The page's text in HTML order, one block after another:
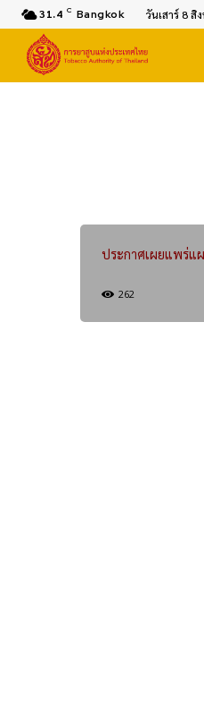
31.4 C Bangkok วันเสาร์ 8 สิ
ประกาศเผยแพร่แ
262